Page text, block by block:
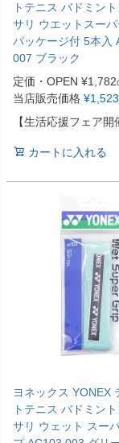
トテニス バドミン
サリ ウエットスー
パッケージ付 5本入
007 ブラック
定価・OPEN ¥1,782
当店販売価格 ¥1,523
【生活応援フェア開
カートに入れる
ヨネックス YONEX
トテニス バドミン
サリ ウェット スー